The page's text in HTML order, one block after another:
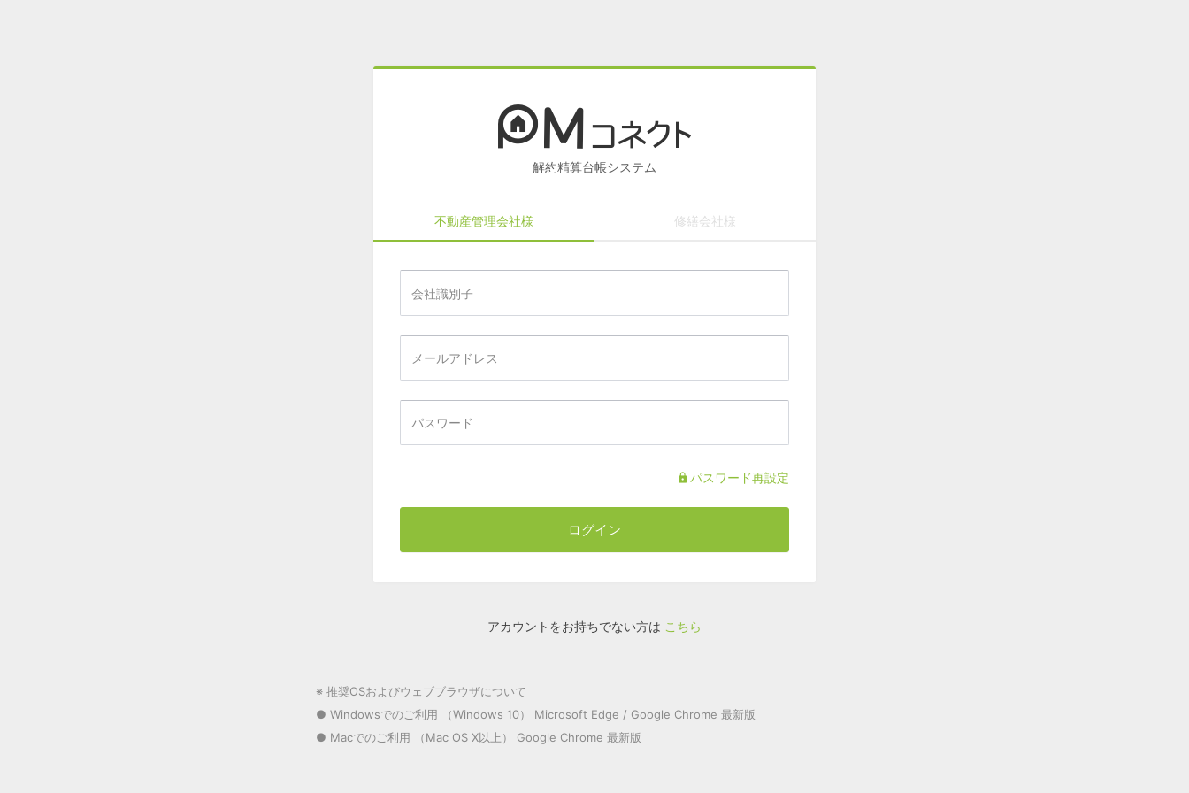
解約精算台帳システム
不動産管理会社様 修繕会社様
パスワード再設定
ログイン
アカウントをお持ちでない方は こちら
※ 推奨OSおよびウェブブラウザについて
● Windowsでのご利用 （Windows 10） Microsoft Edge / Google Chrome 最新版
● Macでのご利用 （Mac OS X以上） Google Chrome 最新版